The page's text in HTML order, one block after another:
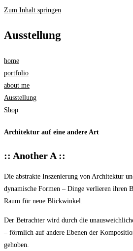
Zum Inhalt springen
Ausstellung
home
portfolio
about me
Ausstellung
Shop
Architektur auf eine andere Art​​
:: Another A​ ::
Die abstrakte Inszenierung von Architektur
dynamische Formen – Dinge verlieren ihren
Raum für neue Blickwinkel.
Der Betrachter wird durch die
– förmlich auf andere Ebenen der
gehoben.